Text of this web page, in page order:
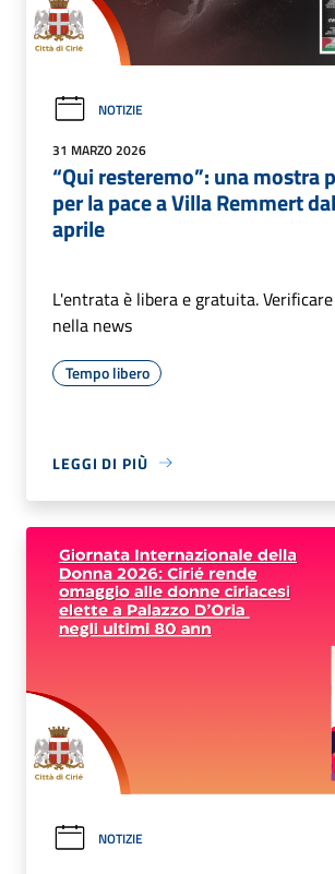
NOTIZIE
31 MARZO 2026
“Qui resteremo”: una mostra
per la pace a Villa Remmert
aprile
L'entrata è libera e gratuita.
nella news
Tempo libero
LEGGI DI PIÙ
NOTIZIE